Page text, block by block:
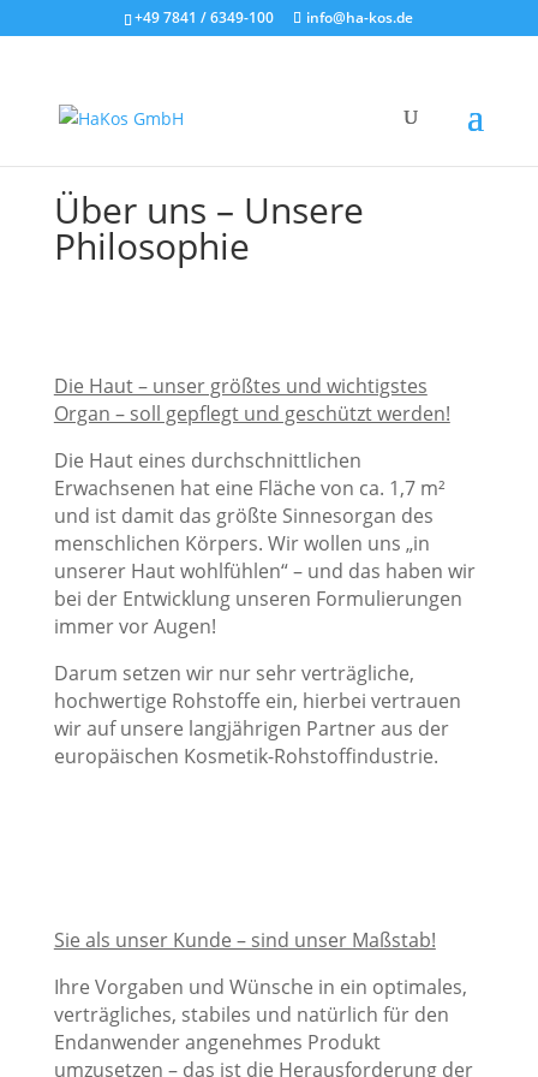
+49 7841 / 6349-100 info@ha-kos.de
Über uns – Unsere
Philosophie
Die Haut – unser größtes und wichtigstes
Organ – soll gepflegt und geschützt werden!
Die Haut eines durchschnittlichen
Erwachsenen hat eine Fläche von ca. 1,7 m²
und ist damit das größte Sinnesorgan des
menschlichen Körpers. Wir wollen uns „in
unserer Haut wohlfühlen“ – und das haben wir
bei der Entwicklung unseren Formulierungen
immer vor Augen!
Darum setzen wir nur sehr verträgliche,
hochwertige Rohstoffe ein, hierbei vertrauen
wir auf unsere langjährigen Partner aus der
europäischen Kosmetik-Rohstoffindustrie.
Sie als unser Kunde – sind unser Maßstab!
Ihre Vorgaben und Wünsche in ein optimales,
verträgliches, stabiles und natürlich für den
Endanwender angenehmes Produkt
umzusetzen – das ist die Herausforderung der